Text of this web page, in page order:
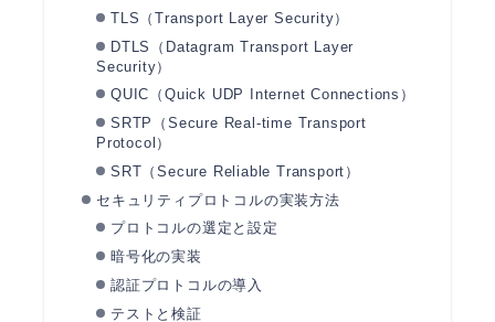
TLS（Transport Layer Security）
DTLS（Datagram Transport Layer
Security）
QUIC（Quick UDP Internet Connections）
SRTP（Secure Real-time Transport
Protocol）
SRT（Secure Reliable Transport）
セキュリティプロトコルの実装方法
プロトコルの選定と設定
暗号化の実装
認証プロトコルの導入
テストと検証